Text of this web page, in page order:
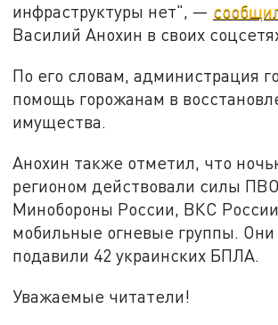
инфраструктуры нет", —
Василий Анохин в своих
По его словам, администрация
помощь горожанам в
имущества.
Анохин также отметил, что
регионом действовали силы
Минобороны России, ВКС
мобильные огневые группы. Они
подавили 42 украинских БПЛА.
Уважаемые читатели!